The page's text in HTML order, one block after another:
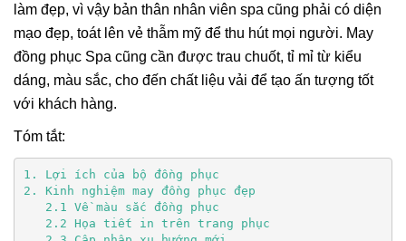
làm đẹp, vì vậy bản thân nhân viên spa cũng phải có diện
mạo đẹp, toát lên vẻ thẫm mỹ để thu hút mọi người. May
đồng phục Spa cũng cần được trau chuốt, tỉ mỉ từ kiểu
dáng, màu sắc, cho đến chất liệu vải để tạo ấn tượng tốt
với khách hàng.
Tóm tắt: